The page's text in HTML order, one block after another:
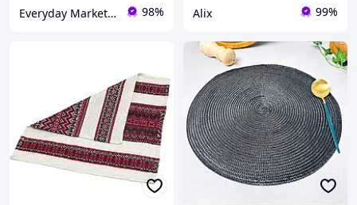
Everyday Market 0965612251 98% Alix 99%